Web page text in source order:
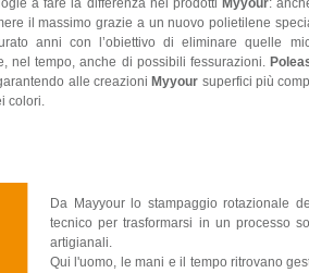
a fare la differenza nei prodotti Myyour:
il massimo grazie a un nuovo polietilene
anni con l’obiettivo di eliminare quelle
nel tempo, anche di possibili fessurazioni.
alle creazioni Myyour superfici più
colori.
Da Mayyour lo stampaggio rotazionale
tecnico per trasformarsi in un processo
artigianali.
Qui l'uomo, le mani e il tempo ritrovano